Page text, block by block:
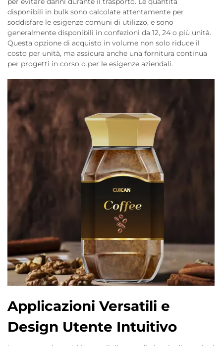
disponibili in bulk sono calcolate attentamente per
soddisfare le esigenze comuni di utilizzo, e sono
generalmente disponibili in confezioni da 12, 24 o più unità.
Questa opzione di acquisto in volume non solo riduce il
costo per unità, ma assicura anche una fornitura continua
per progetti in corso o per le esigenze aziendali.
Applicazioni Versatili e
Design Utente Intuitivo